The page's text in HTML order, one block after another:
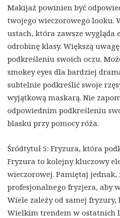
Makijaż powinien być
twojego wieczorowego looku.
ustach, która zawsze wygląda
odrobinę klasy. Większą
podkreśleniu swoich oczu.
smokey eyes dla bardziej
subtelnie podkreślić swoje
wyjątkową maskarą. Nie
odpowiednim podkreśleniu
blasku przy pomocy róża.
Śródtytuł 5: Fryzura, która
Fryzura to kolejny kluczowy
wieczorowej. Pamiętaj
profesjonalnego fryzjera, aby
Wiele zależy od samej fryzury,
Wielkim trendem w ostatnich